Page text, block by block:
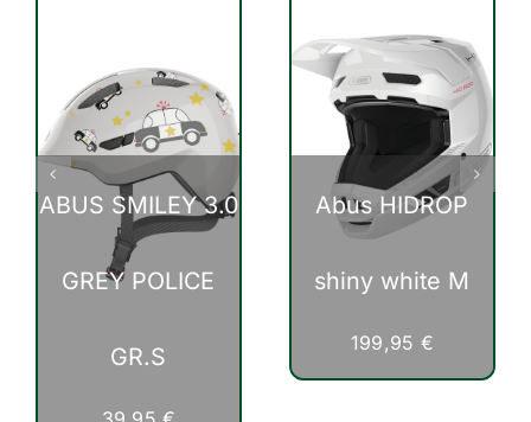
ABUS SMILEY 3.0
GREY POLICE
GR.S
Abus HIDROP
shiny white M
199,95 €